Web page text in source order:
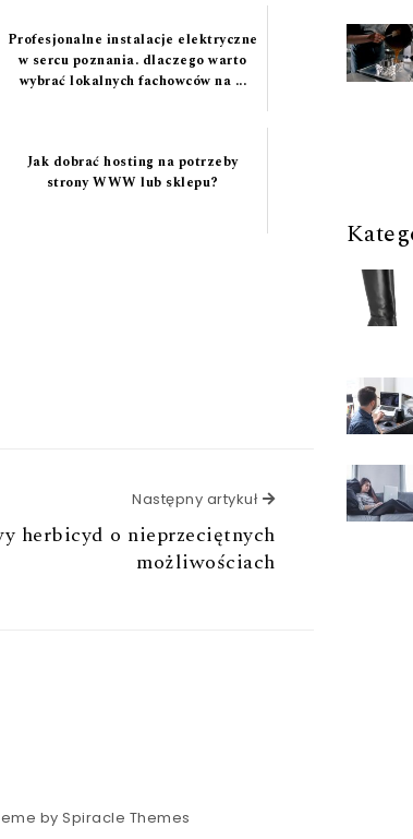
Profesjonalne instalacje elektryczne
w sercu poznania. dlaczego warto
wybrać lokalnych fachowców na ...
Jak dobrać hosting na potrzeby
strony WWW lub sklepu?
Następny artykuł Następny artykuł
herbicyd o nieprzeciętnych
możliwościach
by Spiracle Themes